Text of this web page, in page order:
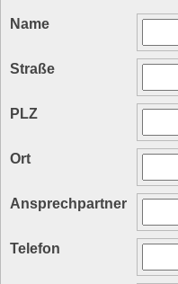
Name
Straße
PLZ
Ort
Ansprechpartner
Telefon